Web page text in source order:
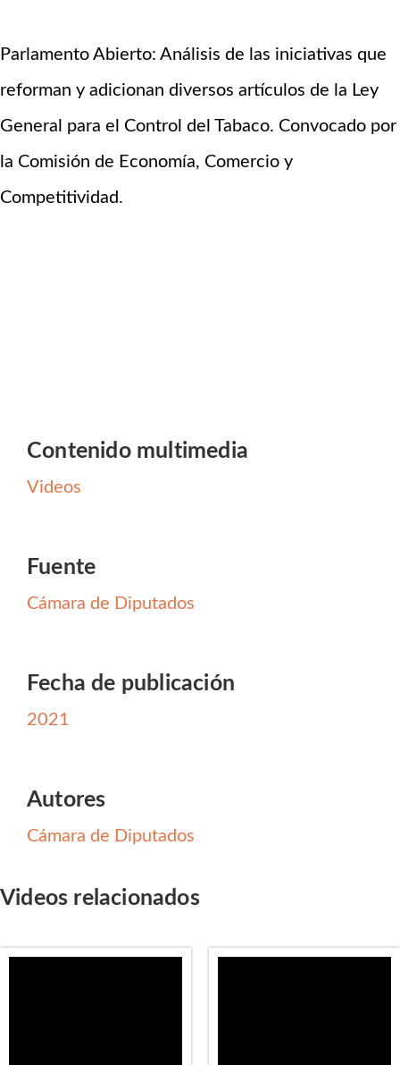
Parlamento Abierto: Análisis de las iniciativas que
reforman y adicionan diversos artículos de la Ley
General para el Control del Tabaco. Convocado por
la Comisión de Economía, Comercio y
Competitividad.
Contenido multimedia
Videos
Fuente
Cámara de Diputados
Fecha de publicación
2021
Autores
Cámara de Diputados
Videos relacionados